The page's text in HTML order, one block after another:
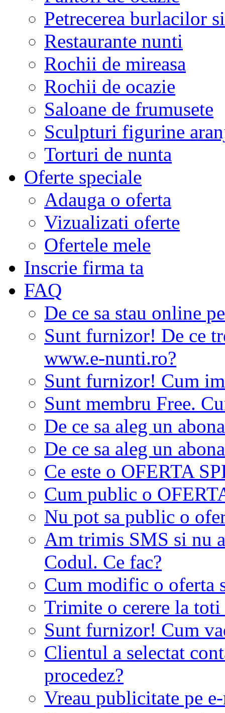
Petrecerea burlacilor
Restaurante nunti
Rochii de mireasa
Rochii de ocazie
Saloane de frumusete
Sculpturi figurine
Torturi de nunta
Oferte speciale
Adauga o oferta
Vizualizati oferte
Ofertele mele
Inscrie firma ta
FAQ
De ce sa stau online
Sunt furnizor! De ce
www.e-nunti.ro?
Sunt furnizor! Cum
Sunt membru Free.
De ce sa aleg un
De ce sa aleg un
Ce este o OFERTA
Cum public o
Nu pot sa public o
Am trimis SMS si nu
Codul. Ce fac?
Cum modific o oferta
Trimite o cerere la
Sunt furnizor! Cum
Clientul a selectat
procedez?
Vreau publicitate pe